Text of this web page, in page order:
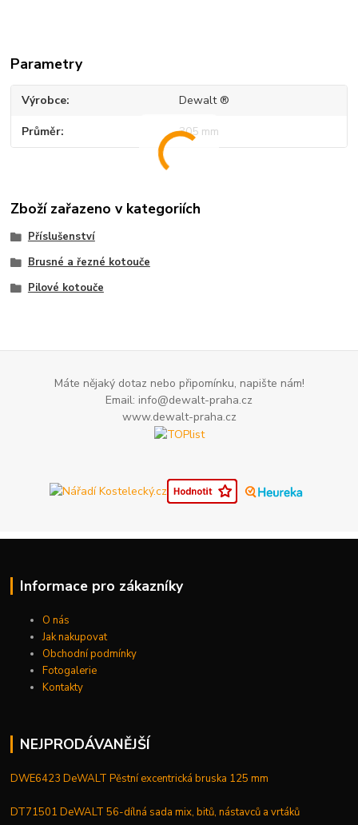
Parametry
Výrobce Dewalt ®
Průměr 305 mm
Zboží zařazeno v kategoriích
Příslušenství
Brusné a řezné kotouče
Pilové kotouče
Máte nějaký dotaz nebo připomínku, napište nám!
Email: info@dewalt-praha.cz
www.dewalt-praha.cz
Informace pro zákazníky
O nás
Jak nakupovat
Obchodní podmínky
Fotogalerie
Kontakty
NEJPRODÁVANĚJŠÍ
DWE6423 DeWALT Pěstní excentrická bruska 125 mm
DT71501 DeWALT 56-dílná sada mix, bitů, nástavců a vrtáků